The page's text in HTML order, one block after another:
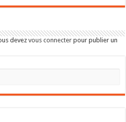
devezvous connecter pour publier un